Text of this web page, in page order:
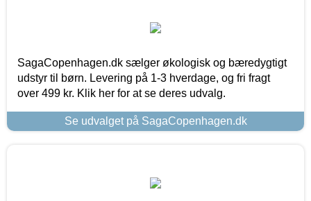
SagaCopenhagen.dk sælger økologisk og bæredygtigt
udstyr til børn. Levering på 1-3 hverdage, og fri fragt
over 499 kr. Klik her for at se deres udvalg.
Se udvalget på SagaCopenhagen.dk